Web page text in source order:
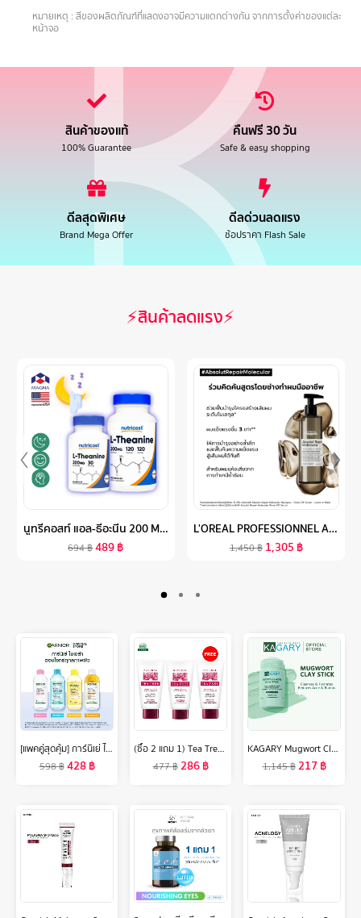
หมายเหตุ : สีของผลิตภัณฑ์ที่แสดงอาจมีความแตกต่างกัน จากการตั้งค่าของแต่ละ
หน้าจอ
สินค้าของแท้
100% Guarantee
คืนฟรี 30 วัน
Safe & easy shopping
ดีลสุดพิเศษ
Brand Mega Offer
ดีลด่วนลดแรง
ช้อปราคา Flash Sale
⚡สินค้าลดแรง⚡
นูทรีคอสท์ แอล-ธีอะนีน 200 MG แคปซูล NUTRICOST L-THEANINE /กินร่วมกับ ถั่งเช่า น้ำมันปลา โอเมก้า 3 กระเทียมสกัด กาบา กิงโกะ กรีนที แอล-กลูตามีน วิตามินบี วิตามินซี กรดอะมิโน
694฿489฿
L'OREAL PROFESSIONNEL ABSOLUT REPAIR MOLECULAR RINSE-OFF SERUM 250ML ทรีตเมนต์เซรั่มแบบล้างออก คืนความแข็งแรงสู่เส้นผมได้ทันที (ทรีตเมนต์เซรั่มแบบล้างออก, คืนความแข็งแรงสู่เส้นผม, L'OREAL PRO,L'OREAL PROFESSIONAL,LOREAL PRO,LOREAL PROFESSIONAL)
1,450฿ 1,305 ฿
[แพคคู่สุดคุ้ม] การ์นิเย่ ไมเซล่า คลีนซิ่ง วอเตอร์ วิตามินซี 400มลx2 GARNIER MICELLAR CLEANSING WATER VITAMIN C 400MLx2
598฿428฿
(ซื้อ 2 แถม 1) Tea Tree ที ทรี โฟมล้างหน้า ไวท์เทนนิ่ง ขนาด 4.8 ออนซ์ Whitening Facial Foam ผิวนุ่มชุ่มชื่น ดูกระจ่างใส 2 Free 1
477฿286฿
KAGARY Mugwort Clay Acne Mask Clay Musk 50g มาร์คโคลน มาร์คหน้าเขียว ลดรอยแดง มาสก์โคลน มาร์คหน้า
1,145฿217฿